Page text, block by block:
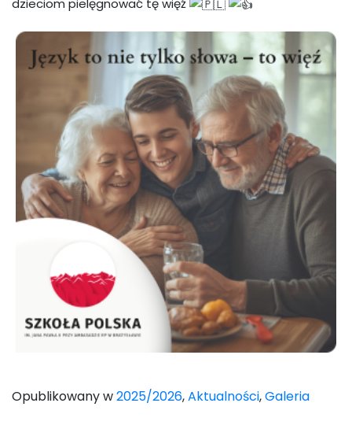
dzieciom pielęgnować tę więź
Opublikowany w2025/2026,Aktualności,Galeria